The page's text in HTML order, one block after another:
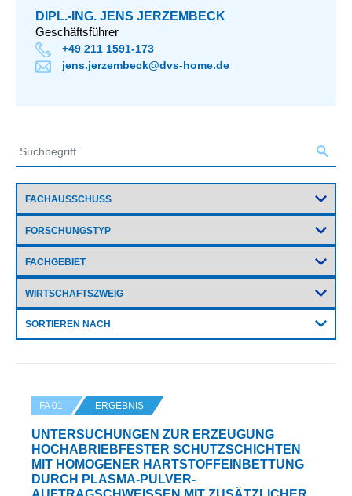
DIPL.-ING. JENS JERZEMBECK
Geschäftsführer
+49 211 1591-173
jens.jerzembeck@dvs-home.de
SORTIEREN NACH
FA 01 ERGEBNIS
UNTERSUCHUNGEN ZUR ERZEUGUNG
HOCHABRIEBFESTER SCHUTZSCHICHTEN
MIT HOMOGENER HARTSTOFFEINBETTUNG
DURCH PLASMA-PULVER-